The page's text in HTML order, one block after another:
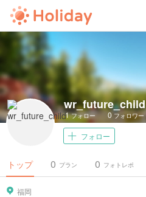
wr_future_child
1フォロー 0 フォロワー
フォロー
トップ プラン
0 フォトレポ
0
福岡